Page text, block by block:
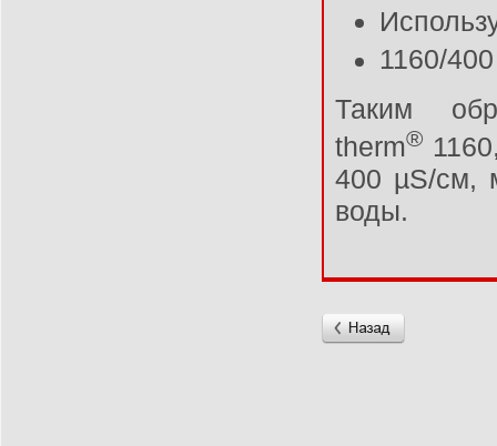
1160/
Таким
therm®
400 µS/см,
воды.